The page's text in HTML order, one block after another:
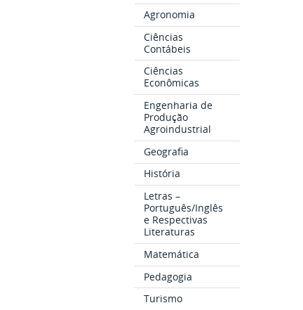
Agronomia
Ciências
Contábeis
Ciências
Econômicas
Engenharia de
Produção
Agroindustrial
Geografia
História
Letras –
Português/Inglês
e Respectivas
Literaturas
Matemática
Pedagogia
Turismo